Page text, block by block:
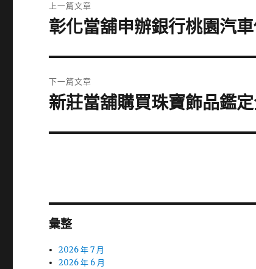
章
上一篇文章
上
篇
文
章:
彰化當舖申辦銀行桃園汽
下一篇文章
下
篇
新莊當舖購買珠寶飾品鑑
彙整
2026 年 7 月
2026 年 6 月